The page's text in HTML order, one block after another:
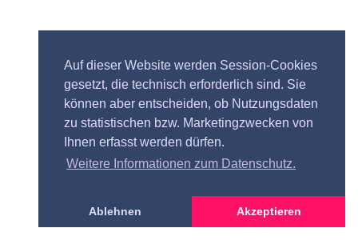
Auf dieser Website werden Session-Cookies
gesetzt, die technisch erforderlich sind. Sie
können aber entscheiden, ob Nutzungsdaten
zu statistischen bzw. Marketingzwecken von
Ihnen erfasst werden dürfen.
Weitere Informationen zum Datenschutz.
Ablehnen Akzeptieren